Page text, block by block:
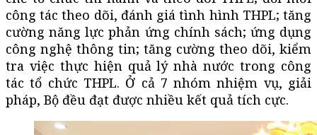
công tác theo dõi, đánh giá tình hình THPL; tăng
cường năng lực phản ứng chính sách; ứng dụng
công nghệ thông tin; tăng cường theo dõi, kiểm
tra việc thực hiện quả lý nhà nước trong công
tác tổ chức THPL. Ở cả 7 nhóm nhiệm vụ, giải
pháp, Bộ đều đạt được nhiều kết quả tích cực.